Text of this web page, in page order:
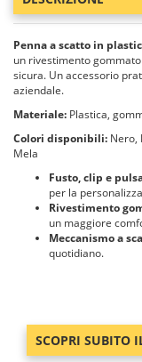
Penna a scatto in
un rivestimento
sicura. Un accessorio
aziendale.
Materiale: Plastica,
Colori disponibili: Nero,
Mela
Fusto, clip e
per la
Rivestimento
un maggiore
Meccanismo a
quotidiano.
SCOPRI SUBITO